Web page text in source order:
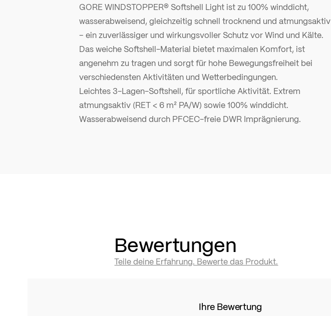
GORE WINDSTOPPER® Softshell Light ist zu 100% winddicht,
wasserabweisend, gleichzeitig schnell trocknend und atmungsaktiv
– ein zuverlässiger und wirkungsvoller Schutz vor Wind und Kälte.
Das weiche Softshell-Material bietet maximalen Komfort, ist
angenehm zu tragen und sorgt für hohe Bewegungsfreiheit bei
verschiedensten Aktivitäten und Wetterbedingungen.
Leichtes 3-Lagen-Softshell, für sportliche Aktivität. Extrem
atmungsaktiv (RET < 6 m² PA/W) sowie 100% winddicht.
Wasserabweisend durch PFCEC-freie DWR Imprägnierung.
Bewertungen
Teile deine Erfahrung. Bewerte das Produkt.
Ihre Bewertung